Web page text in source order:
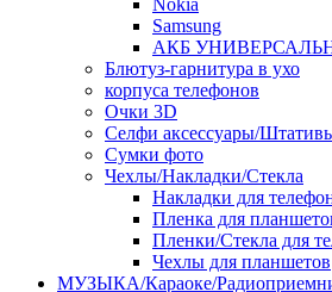
Nokia
Samsung
АКБ
Блютуз-гарнитура в ухо
корпуса телефонов
Очки 3D
Селфи аксессуары/
Сумки фото
Чехлы/Накладки/Стекла
Накладки для
Пленка для
Пленки/Стекла для
Чехлы для планшетов
МУЗЫКА/Караоке/